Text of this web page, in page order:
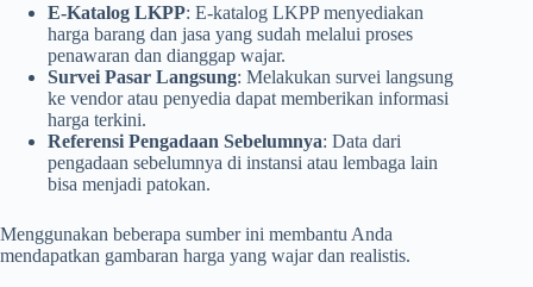
E-Katalog LKPP: E-katalog LKPP menyediakan
harga barang dan jasa yang sudah melalui proses
penawaran dan dianggap wajar.
Survei Pasar Langsung: Melakukan survei langsung
ke vendor atau penyedia dapat memberikan informasi
harga terkini.
Referensi Pengadaan Sebelumnya: Data dari
pengadaan sebelumnya di instansi atau lembaga lain
bisa menjadi patokan.
Menggunakan beberapa sumber ini membantu Anda
mendapatkan gambaran harga yang wajar dan realistis.